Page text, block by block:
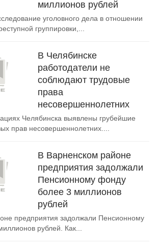
миллионов рублей
уголовного дела в отношении
группировки,...
В Челябинске
работодатели не
соблюдают трудовые
права
несовершеннолетних
Челябинска выявлены грубейшие
прав несовершеннолетних....
В Варненском районе
предприятия задолжали
Пенсионному фонду
более 3 миллионов
рублей
предприятия задолжали Пенсионному
рублей. Как...